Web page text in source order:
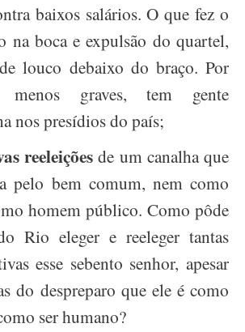
baixos salários. O que fez o
na boca e expulsão do quartel,
louco debaixo do braço. Por
graves, tem gente
nos presídios do país;
reeleições de um canalha que
pelo bem comum, nem como
homem público. Como pôde
Rio eleger e reeleger tantas
esse sebento senhor, apesar
do despreparo que ele é como
ser humano?